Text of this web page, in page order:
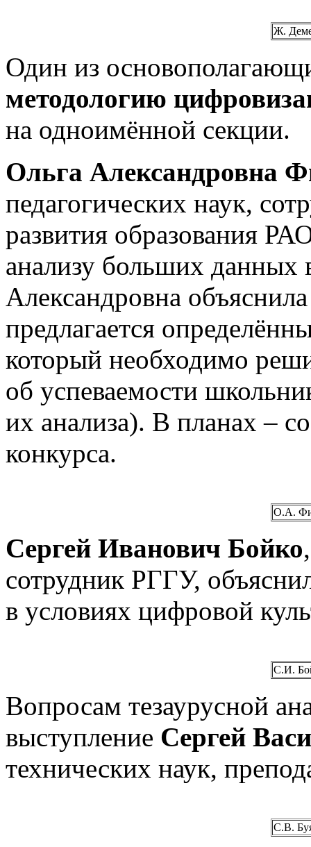
Ж.
Один из
методологию
на одноимённой секции.
Ольга Александровна
педагогических наук,
развития образования
анализу больших данных
Александровна
предлагается
который необходимо
об успеваемости
их анализа). В планах –
конкурса.
О.А.
Сергей Иванович Бойко
сотрудник РГГУ,
в условиях цифровой
С.И.
Вопросам тезаурусной
выступление Сергей
технических наук,
С.В.